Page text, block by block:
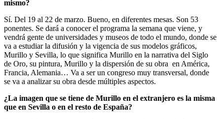
mismo?
Sí. Del 19 al 22 de marzo. Bueno, en diferentes mesas. Son 53
ponentes. Se dará a conocer el programa la semana que viene, y
vendrá gente de universidades y museos de todo el mundo, donde se
va a estudiar la difusión y la vigencia de sus modelos gráficos,
Murillo y Sevilla, lo que significa Murillo en la narrativa del Siglo
de Oro, su pintura, Murillo y la dispersión de su obra en América,
Francia, Alemania… Va a ser un congreso muy transversal, donde
se va a analizar su obra desde múltiples aspectos.
¿La imagen que se tiene de Murillo en el extranjero es la misma
que en Sevilla o en el resto de España?